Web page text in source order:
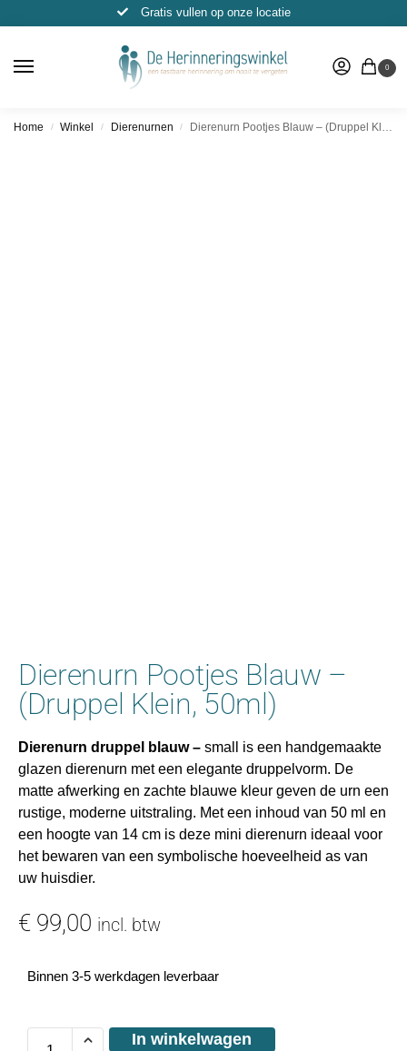
Gratis vullen op onze locatie
0
Home / Winkel / Dierenurnen / Dierenurn Pootjes Blauw – (Druppel Klein, 50ml)
Dierenurn Pootjes Blauw –
(Druppel Klein, 50ml)
Dierenurn druppel blauw – small is een handgemaakte
glazen dierenurn met een elegante druppelvorm. De
matte afwerking en zachte blauwe kleur geven de urn een
rustige, moderne uitstraling. Met een inhoud van 50 ml en
een hoogte van 14 cm is deze mini dierenurn ideaal voor
het bewaren van een symbolische hoeveelheid as van
uw huisdier.
€ 99,00 incl. btw
Binnen 3-5 werkdagen leverbaar
In winkelwagen